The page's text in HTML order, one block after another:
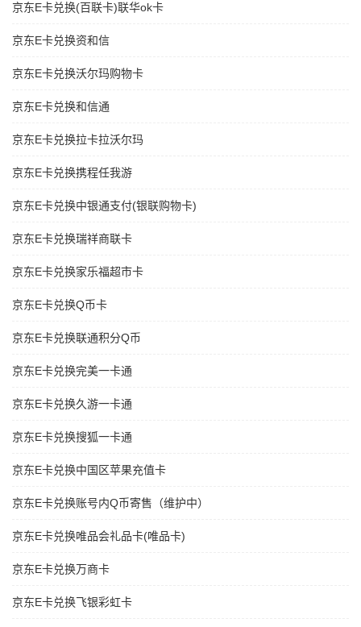
京东E卡兑换(百联卡)联华ok卡
京东E卡兑换资和信
京东E卡兑换沃尔玛购物卡
京东E卡兑换和信通
京东E卡兑换拉卡拉沃尔玛
京东E卡兑换携程任我游
京东E卡兑换中银通支付(银联购物卡)
京东E卡兑换瑞祥商联卡
京东E卡兑换家乐福超市卡
京东E卡兑换Q币卡
京东E卡兑换联通积分Q币
京东E卡兑换完美一卡通
京东E卡兑换久游一卡通
京东E卡兑换搜狐一卡通
京东E卡兑换中国区苹果充值卡
京东E卡兑换账号内Q币寄售（维护中）
京东E卡兑换唯品会礼品卡(唯品卡)
京东E卡兑换万商卡
京东E卡兑换飞银彩虹卡